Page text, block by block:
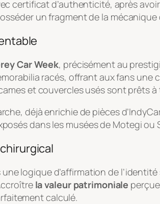
certificat d’authenticité, après
un fragment de la mécanique
Car Week, précisément au
racés, offrant aux fans
et couvercles usés sont prêts
déjà enrichie de pièces
dans les musées de Motegi ou
logique d’affirmation de
la valeur patrimoniale
calculé.